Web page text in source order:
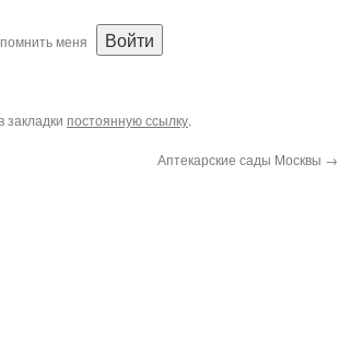
меня
закладки постоянную ссылку.
Аптекарские сады Москвы →